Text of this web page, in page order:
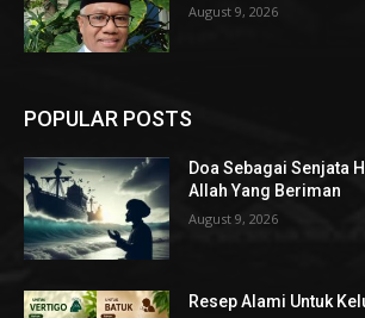
August 9, 2026
POPULAR POSTS
Doa Sebagai Senjata
Allah Yang Beriman
August 9, 2026
Resep Alami Untuk